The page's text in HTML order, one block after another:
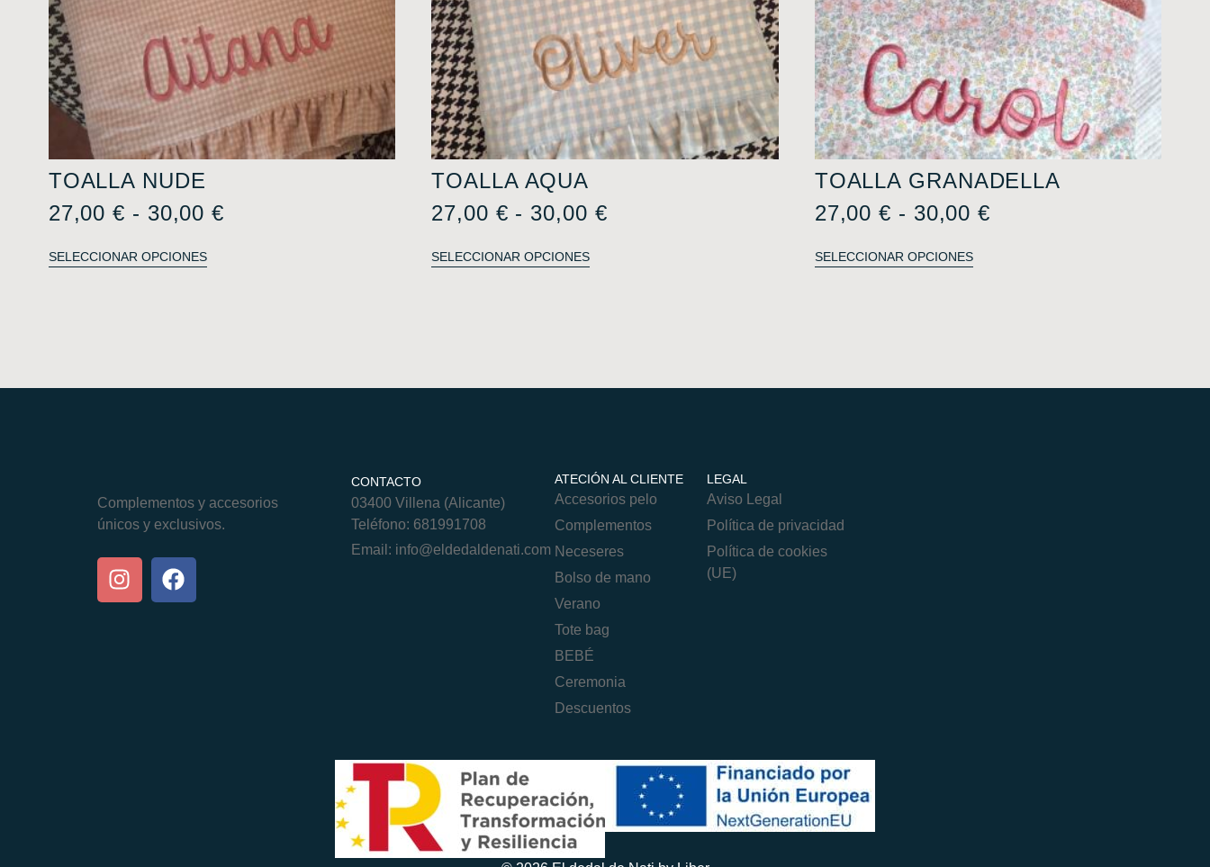
TOALLA NUDE
27,00€ - 30,00€
SELECCIONAR OPCIONES
TOALLA AQUA
27,00 € - 30,00 €
SELECCIONAR OPCIONES
TOALLA GRANADELLA
27,00€ - 30,00€
SELECCIONAR OPCIONES
Complementos y accesorios
únicos y exclusivos.
CONTACTO
03400 Villena (Alicante)
Teléfono: 681991708
Email: info@eldedaldenati.com
ATECIÓN AL CLIENTE
Accesorios pelo
Complementos
Neceseres
Bolso de mano
Verano
Tote bag
BEBÉ
Ceremonia
Descuentos
LEGAL
Aviso Legal
Política de privacidad
Política de cookies
(UE)